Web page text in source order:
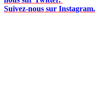
Suivez-nous sur Instagram.